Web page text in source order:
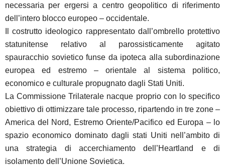
necessaria per ergersi a centro geopolitico di riferimento
dell’intero blocco europeo – occidentale.
Il costrutto ideologico rappresentato dall’ombrello protettivo
statunitense relativo al parossisticamente agitato
spauracchio sovietico funse da ipoteca alla subordinazione
europea ed estremo – orientale al sistema politico,
economico e culturale propugnato dagli Stati Uniti.
La Commissione Trilaterale nacque proprio con lo specifico
obiettivo di ottimizzare tale processo, ripartendo in tre zone –
America del Nord, Estremo Oriente/Pacifico ed Europa – lo
spazio economico dominato dagli stati Uniti nell’ambito di
una strategia di accerchiamento dell’Heartland e di
isolamento dell’Unione Sovietica.